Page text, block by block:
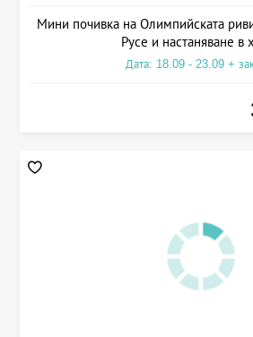
Мини почивка на Олимпийската
Русе и настаняване в
Дата: 18.09 - 23.09 +